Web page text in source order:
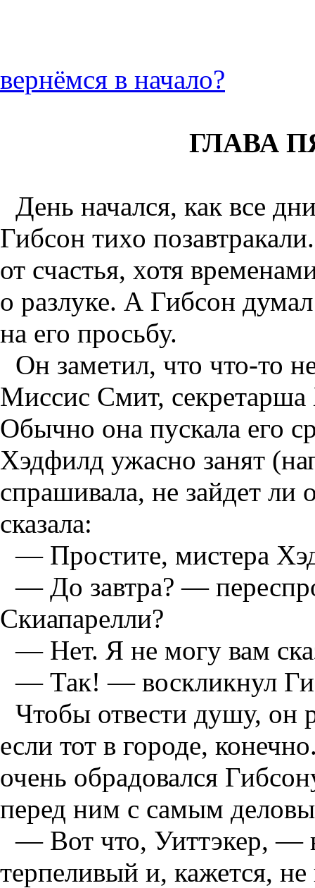
вернёмся в начало?
ГЛАВА
День начался, как все
Гибсон тихо
от счастья, хотя
о разлуке. А Гибсон
на его просьбу.
Он заметил, что что-то
Миссис Смит, секретарша
Обычно она пускала его
Хэдфилд ужасно занят
спрашивала, не зайдет ли
сказала:
— Простите, мистера
— До завтра? —
Скиапарелли?
— Нет. Я не могу вам
— Так! — воскликнул
Чтобы отвести душу, он
если тот в городе,
очень обрадовался
перед ним с самым
— Вот что, Уиттэкер, —
терпеливый и, кажется,